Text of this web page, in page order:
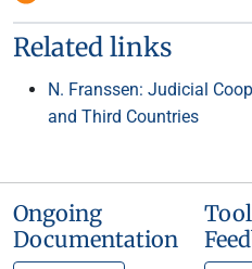
Related links
N. Franssen: Judicial
and Third Countries
Ongoing
Documentation